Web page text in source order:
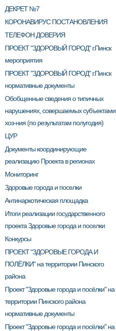
ДЕКРЕТ №7
КОРОНАВИРУС ПОСТАНОВЛЕНИЯ
ТЕЛЕФОН ДОВЕРИЯ
ПРОЕКТ "ЗДОРОВЫЙ ГОРОД" г.Пинск
мероприятия
ПРОЕКТ "ЗДОРОВЫЙ ГОРОД" г.Пинск
нормативные документы
Обобщенные сведения о типичных
нарушениях, совершаемых субъектами
хоз-ния (по результатам полугодия)
ЦУР
Документы координирующие
реализацию Проекта в регионах
Мониторинг
Здоровые города и поселки
Антинаркотическая площадка
Итоги реализации государственного
проекта Здоровые города и поселки
Конкурсы
ПРОЕКТ "ЗДОРОВЫЕ ГОРОДА И
ПОЛЁЛКИ" на территории Пинского
района
Проект "Здоровые города и посёлки" на
территории Пинского района
нормативные документы
Проект "Здоровые города и посёлки" на